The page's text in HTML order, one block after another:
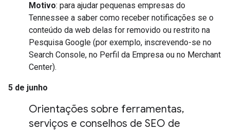
Motivo: para ajudar pequenas empresas do
Tennessee a saber como receber notificações se o
conteúdo da web delas for removido ou restrito na
Pesquisa Google (por exemplo, inscrevendo-se no
Search Console, no Perfil da Empresa ou no Merchant
Center).
5 de junho
Orientações sobre ferramentas,
serviços e conselhos de SEO de